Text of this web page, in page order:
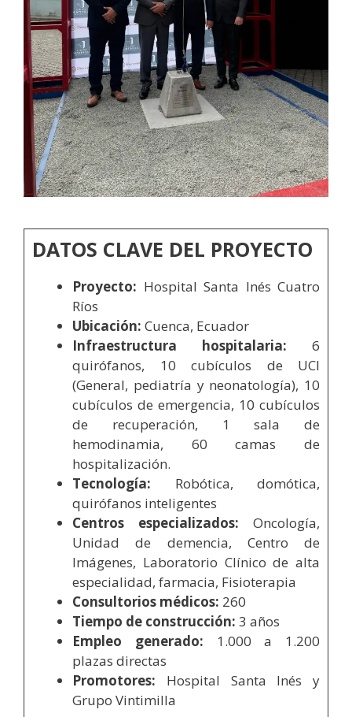
DATOS CLAVE DEL PROYECTO
Proyecto: Hospital Santa Inés Cuatro
Ríos
Ubicación: Cuenca, Ecuador
Infraestructura hospitalaria: 6
quirófanos, 10 cubículos de UCI
(General, pediatría y neonatología), 10
cubículos de emergencia, 10 cubículos
de recuperación, 1 sala de
hemodinamia, 60 camas de
hospitalización.
Tecnología: Robótica, domótica,
quirófanos inteligentes
Centros especializados: Oncología,
Unidad de demencia, Centro de
Imágenes, Laboratorio Clínico de alta
especialidad, farmacia, Fisioterapia
Consultorios médicos: 260
Tiempo de construcción: 3 años
Empleo generado: 1.000 a 1.200
plazas directas
Promotores: Hospital Santa Inés y
Grupo Vintimilla